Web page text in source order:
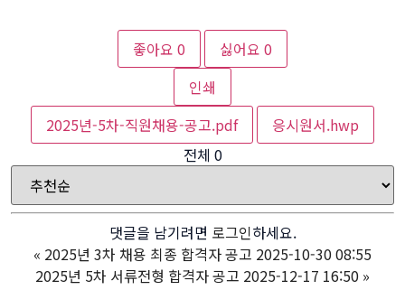
좋아요 0 싫어요 0
인쇄
2025년-5차-직원채용-공고.pdf
응시원서.hwp
전체 0
댓글을 남기려면 로그인하세요.
« 2025년 3차 채용 최종 합격자 공고 2025-10-30 08:55
2025년 5차 서류전형 합격자 공고 2025-12-17 16:50 »